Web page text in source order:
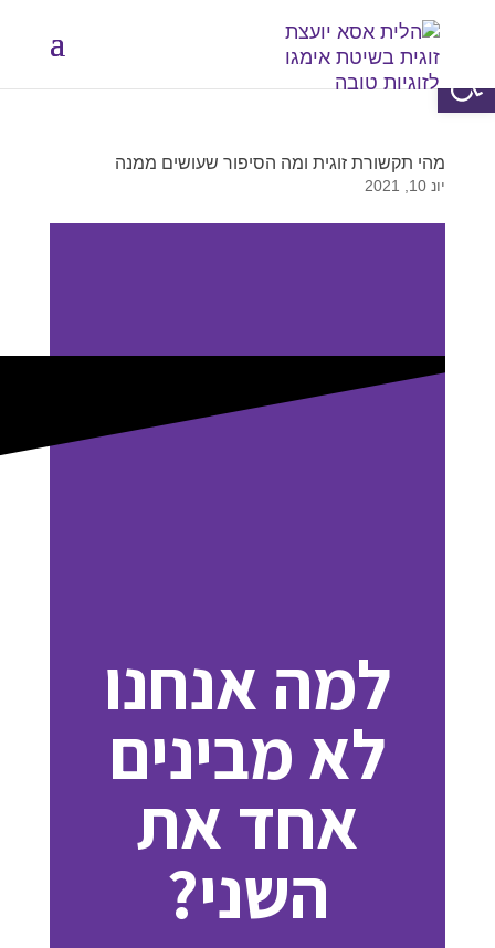
מהי תקשורת זוגית ומה הסיפור שעושים ממנה
יונ 10, 2021
למה אנחנו
לא מבינים
אחד את
השני?
פתח סרגל נגישות